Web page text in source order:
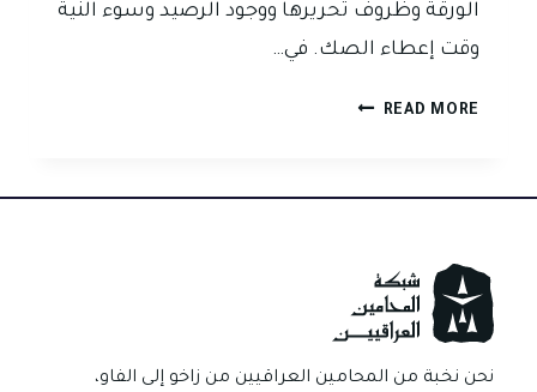
الورقة وظروف تحريرها ووجود الرصيد وسوء النية
وقت إعطاء الصك. في…
READ MORE هل
للضمان
الجزائية
في
العراق؟
نحن نخبة من المحامين العراقيين من زاخو إلى الفاو،